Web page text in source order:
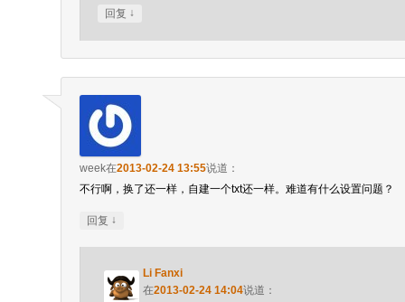
回复 ↓
week在2013-02-24 13:55说道：
不行啊，换了还一样，自建一个txt还一样。难道有什么设置问题？
回复 ↓
Li Fanxi
在2013-02-24 14:04说道：